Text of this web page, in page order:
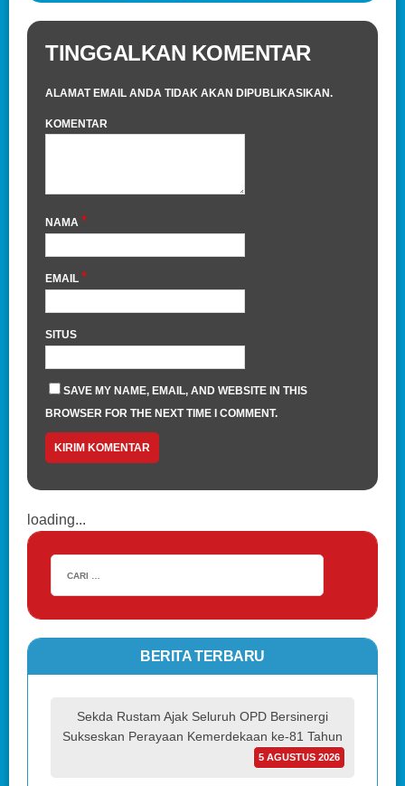
TINGGALKAN KOMENTAR
ALAMAT EMAIL ANDA TIDAK AKAN DIPUBLIKASIKAN.
KOMENTAR
NAMA *
EMAIL *
SITUS
SAVE MY NAME, EMAIL, AND WEBSITE IN THIS
BROWSER FOR THE NEXT TIME I COMMENT.
loading...
BERITA TERBARU
Sekda Rustam Ajak Seluruh OPD Bersinergi
Sukseskan Perayaan Kemerdekaan ke-81 Tahun
5 AGUSTUS 2026